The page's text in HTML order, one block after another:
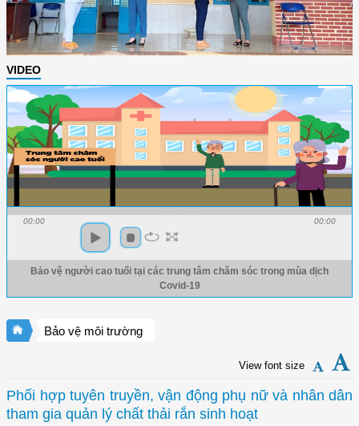
VIDEO
00:00 00:00
Bảo vệ người cao tuổi tại các trung tâm chăm sóc trong mùa dịch
Covid-19
Bảo vệ môi trường
View font size
Phối hợp tuyên truyền, vận động phụ nữ và nhân dân
tham gia quản lý chất thải rắn sinh hoạt